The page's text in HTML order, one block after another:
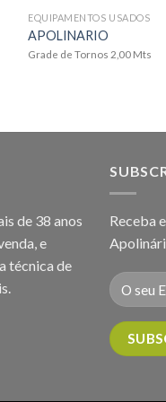
EQUIPAMENTOS USADOS
APOLINARIO
Grade de Tornos 2,00 Mts
de 38 anos
e
técnica de
Receba